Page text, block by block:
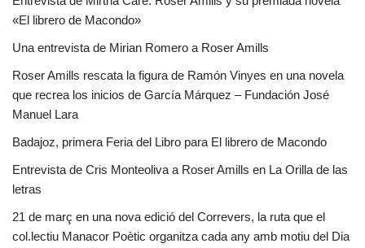
«El librero de Macondo»
Una entrevista de Mirian Romero a Roser Amills
Roser Amills rescata la figura de Ramón Vinyes en una novela
que recrea los inicios de García Márquez – Fundación José
Manuel Lara
Badajoz, primera Feria del Libro para El librero de Macondo
Entrevista de Cris Monteoliva a Roser Amills en La Orilla de las
letras
21 de març en una nova edició del Correvers, la ruta que el
col.lectiu Manacor Poètic organitza cada any amb motiu del Dia